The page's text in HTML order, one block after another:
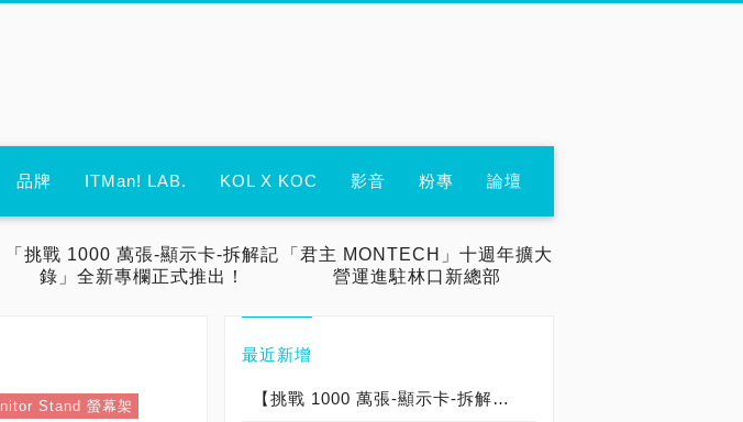
品牌 ITMan! LAB. KOL X KOC 影音 粉專 論壇
「挑戰 1000 萬張-顯示卡-拆解記
錄」全新專欄正式推出！
「君主 MONTECH」十週年擴大
營運進駐林口新總部
Stand 螢幕架
最近新增
【挑戰 1000 萬張-顯示卡-拆解記錄：000-000-018】微星 MSI GeForce RTX 5090 32G LIGHTNING Z 閃電卡皇：台灣代理商建達公司貨：台灣製造 Made In Taiwan（限定版→僅開箱）